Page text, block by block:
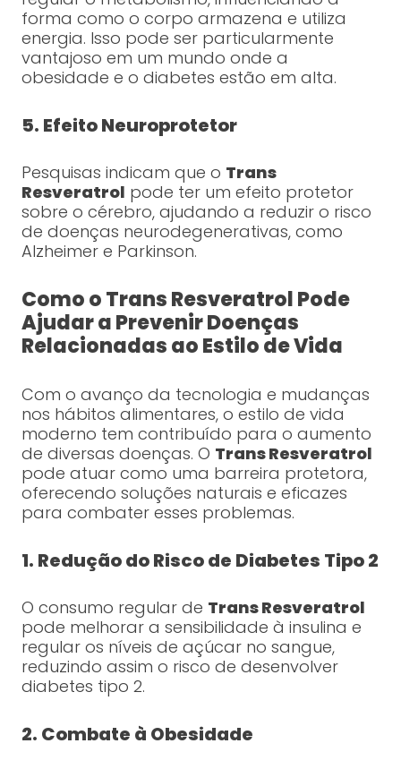
forma como o corpo armazena e utiliza
energia. Isso pode ser particularmente
vantajoso em um mundo onde a
obesidade e o diabetes estão em alta.
5. Efeito Neuroprotetor
Pesquisas indicam que o Trans
Resveratrol pode ter um efeito protetor
sobre o cérebro, ajudando a reduzir o risco
de doenças neurodegenerativas, como
Alzheimer e Parkinson.
Como o Trans Resveratrol Pode
Ajudar a Prevenir Doenças
Relacionadas ao Estilo de Vida
Com o avanço da tecnologia e mudanças
nos hábitos alimentares, o estilo de vida
moderno tem contribuído para o aumento
de diversas doenças. O Trans Resveratrol
pode atuar como uma barreira protetora,
oferecendo soluções naturais e eficazes
para combater esses problemas.
1. Redução do Risco de Diabetes Tipo 2
O consumo regular de Trans Resveratrol
pode melhorar a sensibilidade à insulina e
regular os níveis de açúcar no sangue,
reduzindo assim o risco de desenvolver
diabetes tipo 2.
2. Combate à Obesidade